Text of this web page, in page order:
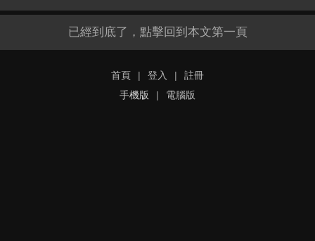
已經到底了，點擊回到本文第一頁
首頁 | 登入 |
註冊
手機版
| 電腦版